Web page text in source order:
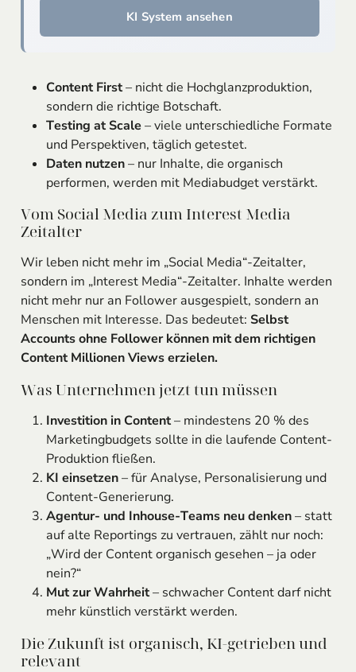
KI System ansehen
Content First– nicht die Hochglanzproduktion,
sondern die richtige Botschaft.
Testing at Scale– viele unterschiedliche Formate
und Perspektiven, täglich getestet.
Daten nutzen– nur Inhalte, die organisch
performen, werden mit Mediabudget verstärkt.
Vom Social Media zum Interest Media
Zeitalter
Wir leben nicht mehr im „Social Media“-Zeitalter,
sondern im „Interest Media“-Zeitalter. Inhalte werden
nicht mehr nur an Follower ausgespielt, sondern an
Menschen mit Interesse. Das bedeutet: Selbst
Accounts ohne Follower können mit dem richtigen
Content Millionen Views erzielen.
Was Unternehmen jetzt tun müssen
Investition in Content– mindestens 20 % des
Marketingbudgets sollte in die laufende Content-
Produktion fließen.
KI einsetzen– für Analyse, Personalisierung und
Content-Generierung.
Agentur- und Inhouse-Teams neu denken– statt
auf alte Reportings zu vertrauen, zählt nur noch:
„Wird der Content organisch gesehen – ja oder
nein?“
Mut zur Wahrheit– schwacher Content darf nicht
mehr künstlich verstärkt werden.
Die Zukunft ist organisch, KI-getrieben und
relevant